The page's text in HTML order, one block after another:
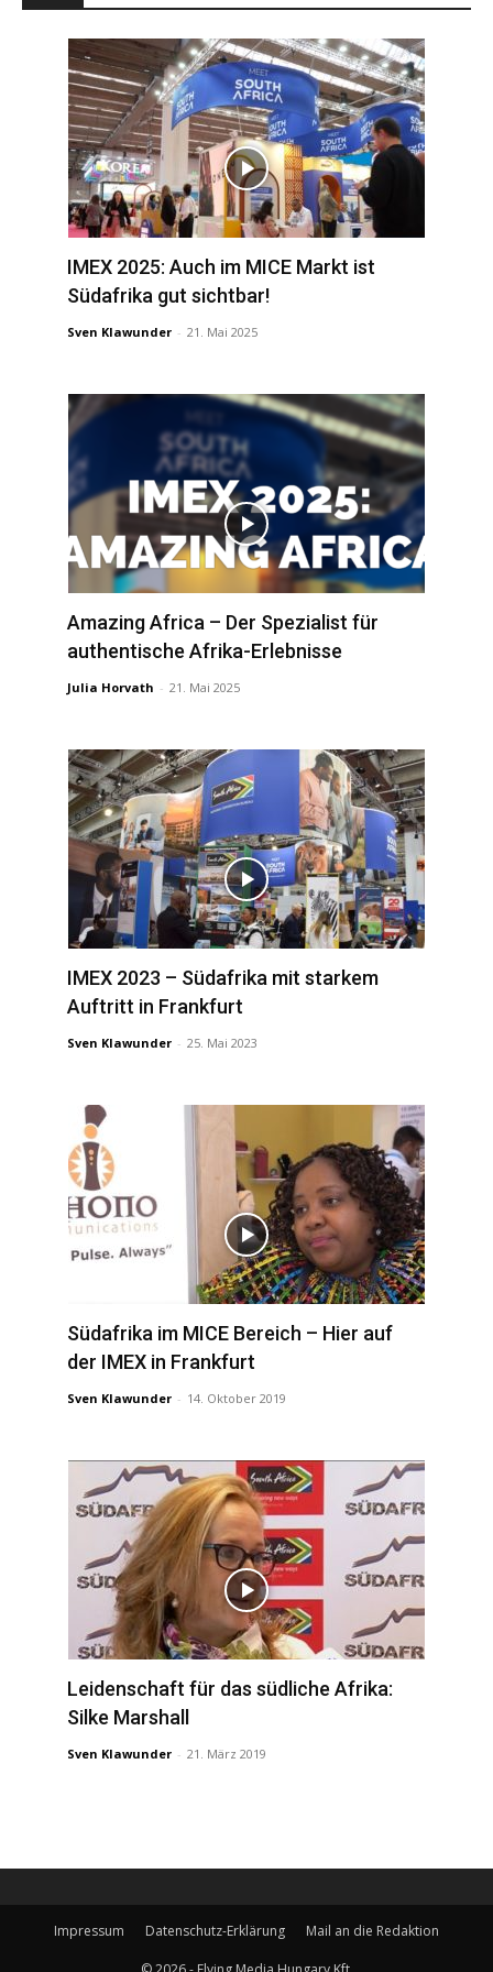
IMEX 2025: Auch im MICE Markt ist
Südafrika gut sichtbar!
Sven Klawunder - 21. Mai 2025
Amazing Africa – Der Spezialist für
authentische Afrika-Erlebnisse
Julia Horvath - 21. Mai 2025
IMEX 2023 – Südafrika mit starkem
Auftritt in Frankfurt
Sven Klawunder - 25. Mai 2023
Südafrika im MICE Bereich – Hier auf
der IMEX in Frankfurt
Sven Klawunder - 14. Oktober 2019
Leidenschaft für das südliche Afrika:
Silke Marshall
Sven Klawunder - 21. März 2019
Impressum Datenschutz-Erklärung Mail an die Redaktion